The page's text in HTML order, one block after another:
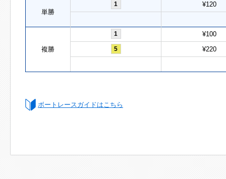
単勝
1 ¥120
複勝
1 ¥100
5 ¥220
ボートレースガイドはこちら